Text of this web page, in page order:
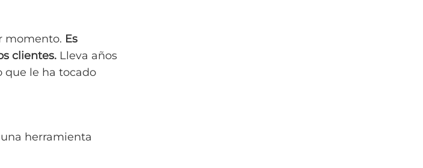
momento. Es
clientes. Lleva años
que le ha tocado
herramienta